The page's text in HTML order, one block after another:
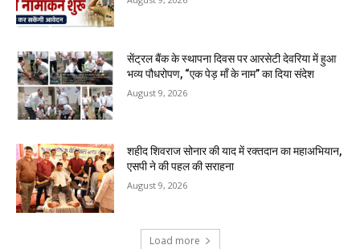
सेंट्रल बैंक के स्थापना दिवस पर आरसेटी देवरिया में हुआ
भव्य पौधरोपण, “एक पेड़ माँ के नाम” का दिया संदेश
August 9, 2026
शहीद शिवराज सोनार की याद में रक्तदान का महाअभियान,
एसपी ने की पहल की सराहना
August 9, 2026
Load more